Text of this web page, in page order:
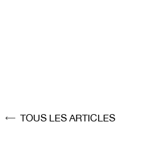
TOUS LES ARTICLES